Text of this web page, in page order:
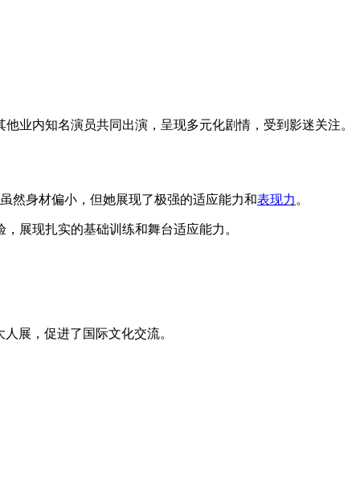
业内知名演员共同出演，呈现多元化剧情，受到影迷关注。
然身材偏小，但她展现了极强的适应能力和表现力 。
展现扎实的基础训练和舞台适应能力。
展，促进了国际文化交流。